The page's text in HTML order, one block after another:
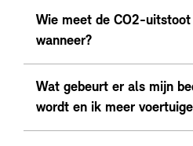
Wie meet de CO2-
wanneer?
Wat gebeurt er als mijn
wordt en ik meer